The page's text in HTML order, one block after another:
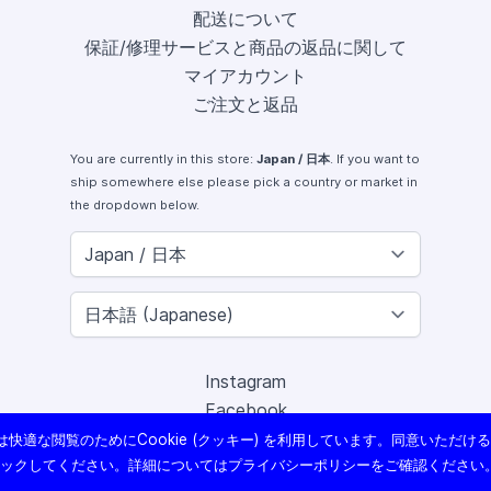
配送について
保証/修理サービスと商品の返品に関して
マイアカウント
ご注文と返品
You are currently in this store: Japan / 日本 . If you want to
ship somewhere else please pick a country or market in
the dropdown below.
Instagram
Facebook
X (Twitter)
Youtube
快適な閲覧のためにCookie (クッキー) を利用しています。同意いただけ
ックしてください。詳細についてはプライバシーポリシーをご確認ください